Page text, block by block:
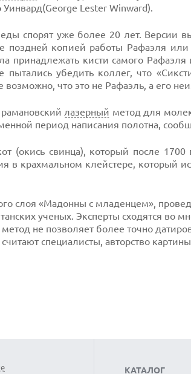
Lester Winward).
спорят уже более 20 лет. Версии
поздней копией работы Рафаэля
принадлежать кисти самого
пытались убедить коллег, что
что это не Рафаэль, а его
лазерный метод для
период написания полотна,
(окись свинца), который после 1700
в крахмальном клейстере, который
слоя «Мадонны с младенцем»,
ученых. Эксперты сходятся во
не позволяет более точно
специалисты, авторство
КАТАЛОГ